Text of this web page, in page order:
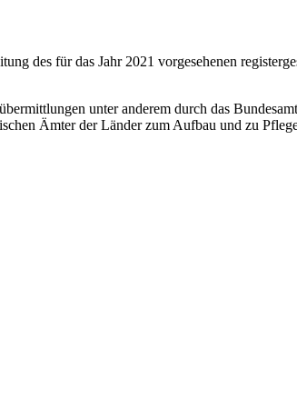
des für das Jahr 2021 vorgesehenen
unter anderem durch das
Ämter der Länder zum Aufbau und zu